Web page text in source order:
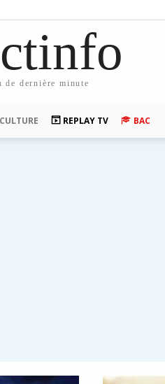
dernière minute
CULTURE REPLAY TV BAC